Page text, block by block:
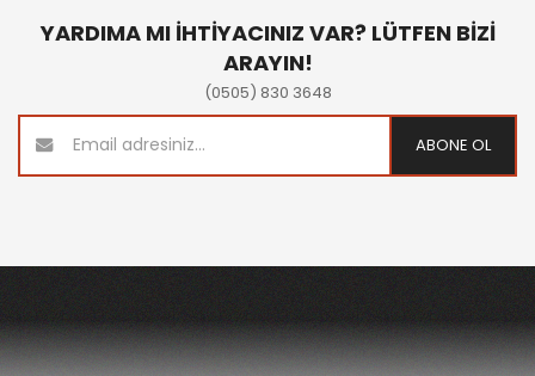
YARDIMA MI İHTİYACINIZ VAR? LÜTFEN BİZİ
ARAYIN!
(0505) 830 3648
ABONE OL